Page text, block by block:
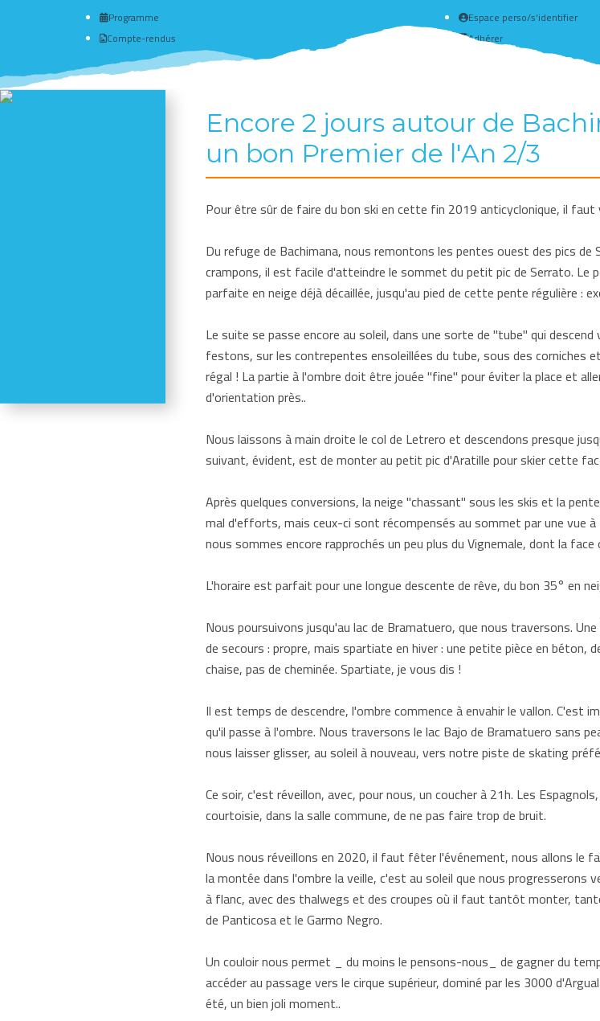
Programme
Compte-rendus
Espace perso/s'identifier
Adhérer
Créer un compte
Encore 2 jours autour de
un bon Premier de l'An 2/3
Pour être sûr de faire du bon ski en cette fin 2019 anticyclonique, il
Du refuge de Bachimana, nous remontons les pentes ouest des pics de
crampons, il est facile d'atteindre le sommet du petit pic de Serrato.
parfaite en neige déjà décaillée, jusqu'au pied de cette pente régulière :
Le suite se passe encore au soleil, dans une sorte de "tube" qui
festons, sur les contrepentes ensoleillées du tube, sous des corniches
régal ! La partie à l'ombre doit être jouée "fine" pour éviter la place et
d'orientation près..
Nous laissons à main droite le col de Letrero et descendons presque
suivant, évident, est de monter au petit pic d'Aratille pour skier cette
Après quelques conversions, la neige "chassant" sous les skis et la
mal d'efforts, mais ceux-ci sont récompensés au sommet par une vue
nous sommes encore rapprochés un peu plus du Vignemale, dont la
L'horaire est parfait pour une longue descente de rêve, du bon 35° en
Nous poursuivons jusqu'au lac de Bramatuero, que nous traversons.
de secours : propre, mais spartiate en hiver : une petite pièce en béton,
chaise, pas de cheminée. Spartiate, je vous dis !
Il est temps de descendre, l'ombre commence à envahir le vallon. C'est
qu'il passe à l'ombre. Nous traversons le lac Bajo de Bramatuero sans
nous laisser glisser, au soleil à nouveau, vers notre piste de skating
Ce soir, c'est réveillon, avec, pour nous, un coucher à 21h. Les
courtoisie, dans la salle commune, de ne pas faire trop de bruit.
Nous nous réveillons en 2020, il faut fêter l'événement, nous allons le
la montée dans l'ombre la veille, c'est au soleil que nous
à flanc, avec des thalwegs et des croupes où il faut tantôt monter,
de Panticosa et le Garmo Negro.
Un couloir nous permet _ du moins le pensons-nous_ de gagner du
accéder au passage vers le cirque supérieur, dominé par les 3000
été, un bien joli moment..